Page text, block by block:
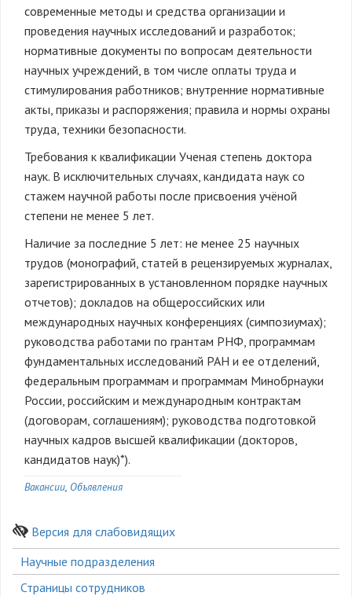
современные методы и средства организации и
проведения научных исследований и разработок;
нормативные документы по вопросам деятельности
научных учреждений, в том числе оплаты труда и
стимулирования работников; внутренние нормативные
акты, приказы и распоряжения; правила и нормы охраны
труда, техники безопасности.
Требования к квалификации Ученая степень доктора
наук. В исключительных случаях, кандидата наук со
стажем научной работы после присвоения учёной
степени не менее 5 лет.
Наличие за последние 5 лет: не менее 25 научных
трудов (монографий, статей в рецензируемых журналах,
зарегистрированных в установленном порядке научных
отчетов); докладов на общероссийских или
международных научных конференциях (симпозиумах);
руководства работами по грантам РНФ, программам
фундаментальных исследований РАН и ее отделений,
федеральным программам и программам Минобрнауки
России, российским и международным контрактам
(договорам, соглашениям); руководства подготовкой
научных кадров высшей квалификации (докторов,
кандидатов наук)*).
Вакансии Объявления
Версия для слабовидящих
Боковое
меню
Научные подразделения
Страницы сотрудников